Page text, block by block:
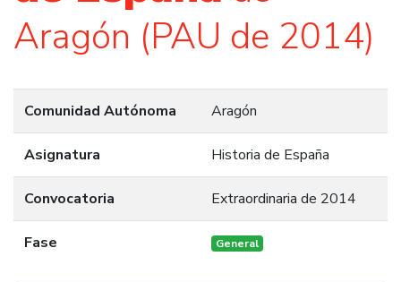
Aragón (PAU de 2014)
Comunidad Autónoma Aragón
Asignatura Historia de España
Convocatoria Extraordinaria de 2014
Fase General